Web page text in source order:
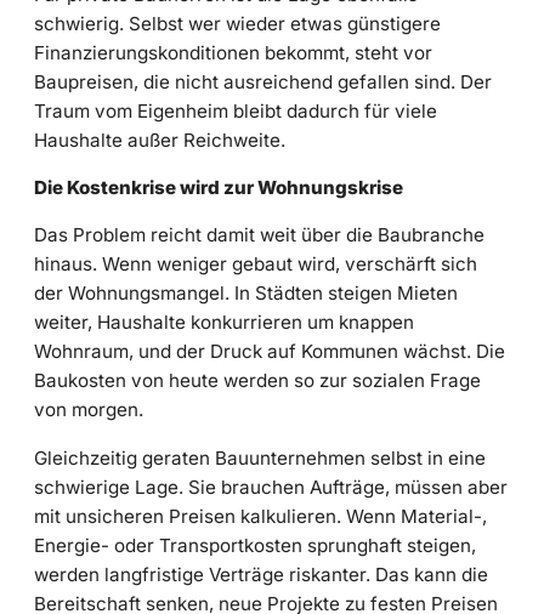
schwierig. Selbst wer wieder etwas günstigere
Finanzierungskonditionen bekommt, steht vor
Baupreisen, die nicht ausreichend gefallen sind. Der
Traum vom Eigenheim bleibt dadurch für viele
Haushalte außer Reichweite.
Die Kostenkrise wird zur Wohnungskrise
Das Problem reicht damit weit über die Baubranche
hinaus. Wenn weniger gebaut wird, verschärft sich
der Wohnungsmangel. In Städten steigen Mieten
weiter, Haushalte konkurrieren um knappen
Wohnraum, und der Druck auf Kommunen wächst. Die
Baukosten von heute werden so zur sozialen Frage
von morgen.
Gleichzeitig geraten Bauunternehmen selbst in eine
schwierige Lage. Sie brauchen Aufträge, müssen aber
mit unsicheren Preisen kalkulieren. Wenn Material-,
Energie- oder Transportkosten sprunghaft steigen,
werden langfristige Verträge riskanter. Das kann die
Bereitschaft senken, neue Projekte zu festen Preisen